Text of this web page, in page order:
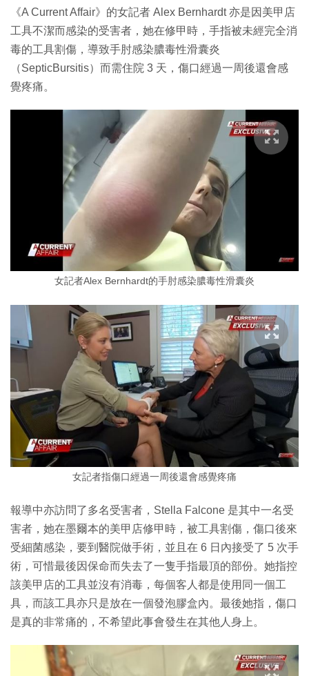
《A Current Affair》的女記者 Alex Bernhardt 亦是因美甲店
工具不潔而感染的受害者，她在修甲時，手指被未經完全消
毒的工具割傷，導致手肘感染膿毒性滑囊炎
（SepticBursitis）而需住院 3 天，傷口經過一周後還會感
覺疼痛。
女記者Alex Bernhardt的手肘感染膿毒性滑囊炎
女記者指傷口經過一周後還會感覺疼痛
報導中亦訪問了多名受害者，Stella Falcone 是其中一名受
害者，她在墨爾本的美甲店修甲時，被工具割傷，傷口後來
受細菌感染，要到醫院做手術，並且在 6 日內接受了 5 次手
術，可惜最後因保命而失去了一隻手指最頂的部份。她指控
該美甲店的工具並沒有消毒，每個客人都是使用同一個工
具，而該工具亦只是放在一個發泡膠盒內。最後她指，傷口
是真的非常痛的，不希望此事會發生在其他人身上。